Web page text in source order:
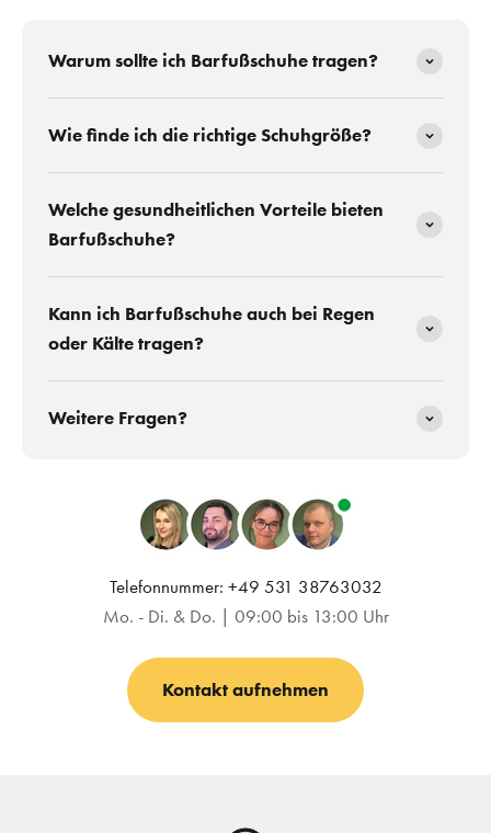
Warum sollte ich Barfußschuhe tragen?
Wie finde ich die richtige Schuhgröße?
Welche gesundheitlichen Vorteile bieten
Barfußschuhe?
Kann ich Barfußschuhe auch bei Regen
oder Kälte tragen?
Weitere Fragen?
Telefonnummer: +49 531 38763032
Mo. - Di. & Do. | 09:00 bis 13:00 Uhr
Kontakt aufnehmen